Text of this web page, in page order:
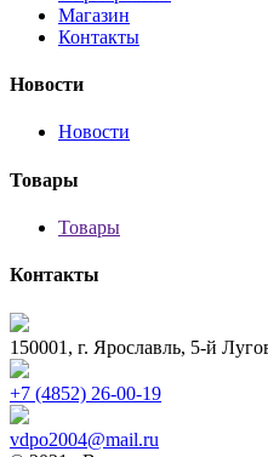
Магазин
Контакты
Новости
Новости
Товары
Товары
Контакты
150001, г. Ярославль, 5-й
+7 (4852) 26-00-19
vdpo2004@mail.ru